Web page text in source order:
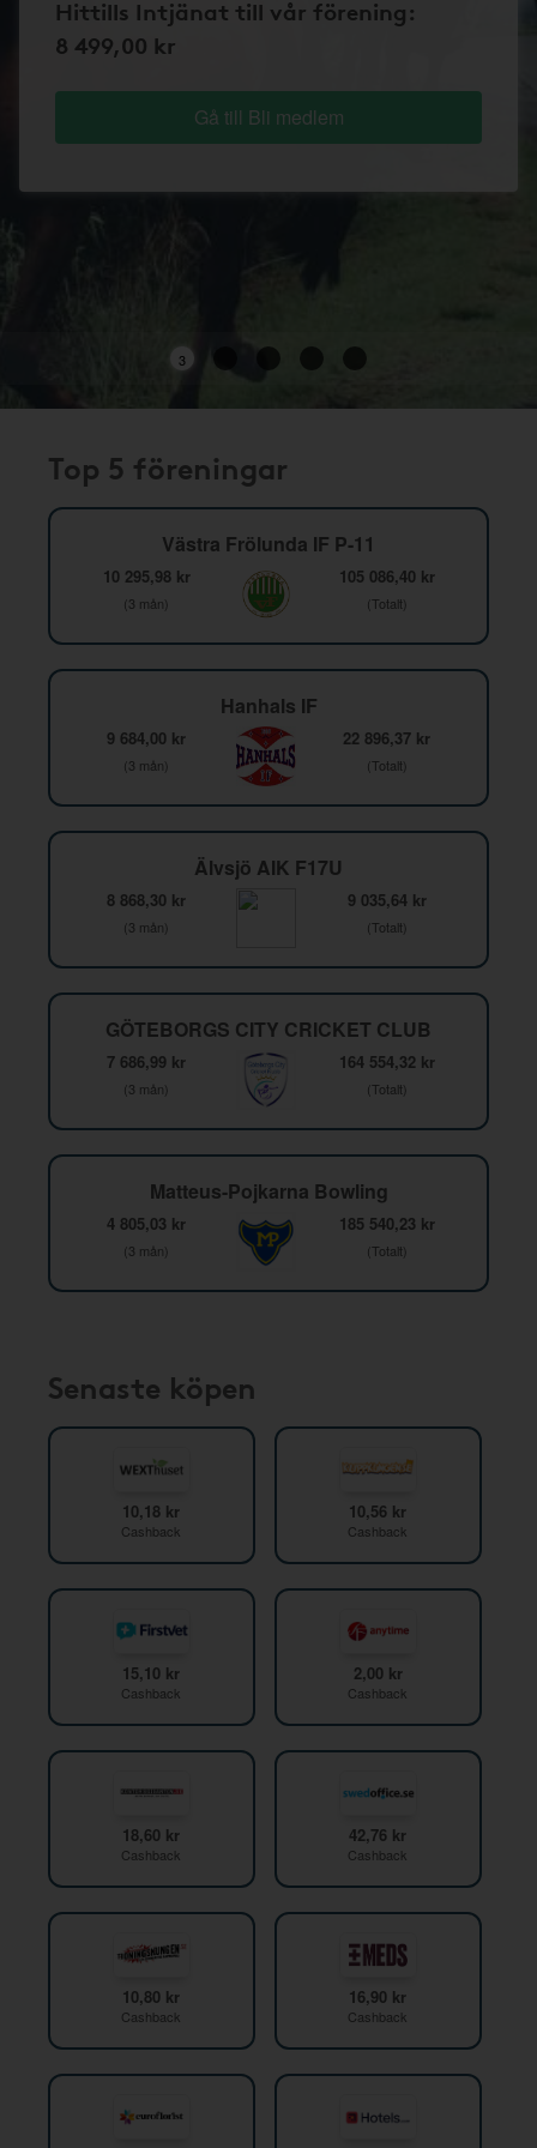
Hittills Intjänat till vår förening:
8 499,00 kr
Gå till Bli medlem
3
Top 5 föreningar
Västra Frölunda IF P-11
10 295,98 kr
(3 mån)
105 086,40 kr
(Totalt)
Hanhals IF
9 684,00 kr
(3 mån)
22 896,37 kr
(Totalt)
Älvsjö AIK F17U
8 868,30 kr
(3 mån)
9 035,64 kr
(Totalt)
GÖTEBORGS CITY CRICKET CLUB
7 686,99 kr
(3 mån)
164 554,32 kr
(Totalt)
Matteus-Pojkarna Bowling
4 805,03 kr
(3 mån)
185 540,23 kr
(Totalt)
Senaste köpen
10,18 kr
Cashback
10,56 kr
Cashback
15,10 kr
Cashback
2,00 kr
Cashback
18,60 kr
Cashback
42,76 kr
Cashback
10,80 kr
Cashback
16,90 kr
Cashback